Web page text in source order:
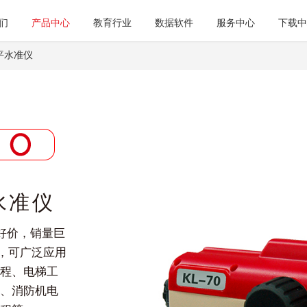
产品中心 教育行业 数据软件 服务中心 下载
水准仪
准仪
价，销量巨
可广泛应用
、电梯工
消防机电